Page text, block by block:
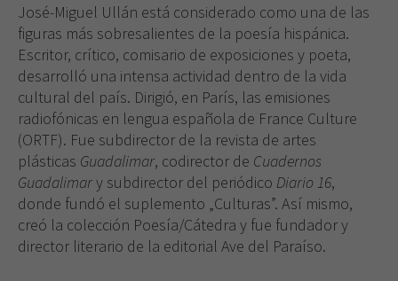
José-Miguel Ullán está considerado como una de las
figuras más sobresalientes de la poesía hispánica.
Escritor, crítico, comisario de exposiciones y poeta,
desarrolló una intensa actividad dentro de la vida
cultural del país. Dirigió, en París, las emisiones
radiofónicas en lengua española de France Culture
(ORTF). Fue subdirector de la revista de artes
plásticas Guadalimar, codirector de Cuadernos
Guadalimary subdirector del periódico Diario 16,
donde fundó el suplemento „Culturas”. Así mismo,
creó la colección Poesía/Cátedra y fue fundador y
director literario de la editorial Ave del Paraíso.